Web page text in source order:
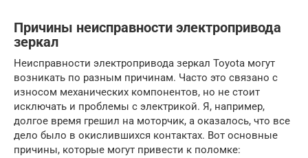
Причины неисправности электропривода
зеркал
Неисправности электропривода зеркал Toyota могут
возникать по разным причинам. Часто это связано с
износом механических компонентов, но не стоит
исключать и проблемы с электрикой. Я, например,
долгое время грешил на моторчик, а оказалось, что все
дело было в окислившихся контактах. Вот основные
причины, которые могут привести к поломке: